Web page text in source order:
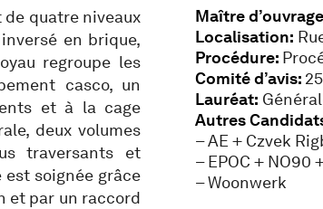
de quatre niveaux
en brique,
regroupe les
casco, un
et à la cage
deux volumes
traversants et
est soignée grâce
et par un raccord
Maître
Localisation:
Procédure:
Comité d’avis:
Lauréat:
Autres
– AE + Czvek
– EPOC + NO90
– Woonwerk